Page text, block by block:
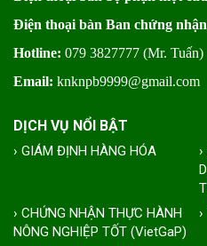
Điện thoại bàn Ban chứng
Hotline: 079 3827777 (Mr. Tuấn)
Email: knknpb9999@gmail.com
DỊCH VỤ NỔI BẬT
› CHỨNG NHẬN THỰC HÀNH
NÔNG NGHIỆP TỐT (VietGaP)
› GIÁM ĐỊNH HÀNG HÓA